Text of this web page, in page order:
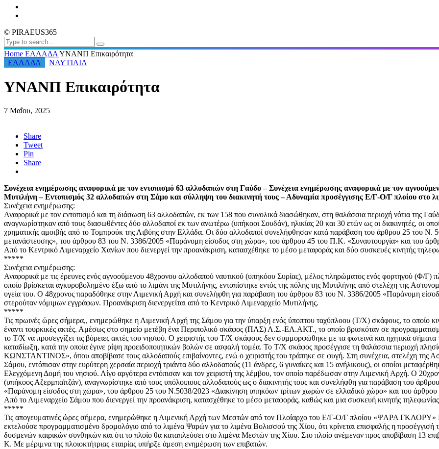
© PIRAEUS365
Home ΕΛΛΑΔΑ ΥΝΑΝΠ Επικαιρότητα
ΕΛΛΑΔΑ
ΝΑΥΤΙΛΙΑ
ΥΝΑΝΠ Επικαιρότητα
7 Μαΐου, 2025
Share
Tweet
Pin
Share
Συνέχεια ενημέρωσης αναφορικά με τον εντοπισμό 63 αλλοδαπών στη Γαύδο – Συνέχεια ενημέρωσης αναφορικά με τον
Μυτιλήνη – Εντοπισμός 32 αλλοδαπών στη Σάμο και σύλληψη του διακινητή τους – Αδυναμία προσέγγισης Ε/Γ-Ο/Γ πλοίου στο
Συνέχεια ενημέρωσης:
Αναφορικά με τον εντοπισμό και τη διάσωση 63 αλλοδαπών, εκ των 158 που συνολικά διασώθηκαν, στη θαλάσσια περιοχή νότια της
αναγνωρίστηκαν από τους διασωθέντες δύο αλλοδαποί εκ των ανωτέρω (υπήκοοι Σουδάν), ηλικίας 20 και 30 ετών ως οι διακινητές, οι
χρηματικής αμοιβής από το Τομπρούκ της Λιβύης στην Ελλάδα. Οι δύο αλλοδαποί συνελήφθησαν κατά παράβαση του άρθρου 25 του Ν.
μετανάστευσης», του άρθρου 83 του Ν. 3386/2005 «Παράνομη είσοδος στη χώρα», του άρθρου 45 του Π.Κ. «Συναυτουργία» και του
Από το Κεντρικό Λιμεναρχείο Χανίων που διενεργεί την προανάκριση, κατασχέθηκε το μέσο μεταφοράς και δύο συσκευές κινητής
*****
Συνέχεια ενημέρωσης:
Αναφορικά με τις έρευνες ενός αγνοούμενου 48χρονου αλλοδαπού ναυτικού (υπηκόου Συρίας), μέλος πληρώματος ενός φορτηγού (Φ/Γ)
οποίο βρίσκεται αγκυροβολημένο έξω από το λιμάνι της Μυτιλήνης, εντοπίστηκε εντός της πόλης της Μυτιλήνης από στελέχη της
υγεία του. Ο 48χρονος παραδόθηκε στην Λιμενική Αρχή και συνελήφθη για παράβαση του άρθρου 83 του Ν. 3386/2005 «Παράνομη
στερούταν νόμιμων εγγράφων. Προανάκριση διενεργείται από το Κεντρικό Λιμεναρχείο Μυτιλήνης.
*****
Τις πρωινές ώρες σήμερα,, ενημερώθηκε η Λιμενική Αρχή της Σάμου για την ύπαρξη ενός ύποπτου ταχύπλοου (Τ/Χ) σκάφους, το οποίο
έναντι τουρκικές ακτές. Αμέσως στο σημείο μετέβη ένα Περιπολικό σκάφος (ΠΛΣ) Λ.Σ.-ΕΛ.ΑΚΤ., το οποίο βρισκόταν σε
το Τ/Χ να προσεγγίζει τις βόρειες ακτές του νησιού. Ο χειριστής του Τ/Χ σκάφους δεν συμμορφώθηκε με τα φωτεινά και ηχητικά
καταδίωξη, κατά την οποία έγινε ρίψη προειδοποιητικών βολών σε ασφαλή τομέα. Το Τ/Χ σκάφος προσέγγισε τη θαλάσσια περιοχή
ΚΩΝΣΤΑΝΤΙΝΟΣ», όπου αποβίβασε τους αλλοδαπούς επιβαίνοντες, ενώ ο χειριστής του τράπηκε σε φυγή. Στη συνέχεια, στελέχη της
Σάμου, εντόπισαν στην ευρύτερη χερσαία περιοχή τριάντα δύο αλλοδαπούς (11 άνδρες, 6 γυναίκες και 15 ανήλικους), οι οποίοι
Ελεγχόμενη Δομή του νησιού. Λίγο αργότερα εντόπισαν και τον χειριστή της λέμβου, τον οποίο παρέδωσαν στην Λιμενική Αρχή. Ο
(υπήκοος Αζερμπαϊτζάν), αναγνωρίστηκε από τους υπόλοιπους αλλοδαπούς ως ο διακινητής τους και συνελήφθη για παράβαση του
«Παράνομη είσοδος στη χώρα», του άρθρου 25 του Ν.5038/2023 «Διακίνηση υπηκόων τρίτων χωρών σε ελλαδικό χώρο» και του
Από το Λιμεναρχείο Σάμου που διενεργεί την προανάκριση, κατασχέθηκε το μέσο μεταφοράς, καθώς και μια συσκευή κινητής
*****
Τις απογευματινές ώρες σήμερα, ενημερώθηκε η Λιμενική Αρχή των Μεστών από τον Πλοίαρχο του Ε/Γ-Ο/Γ πλοίου «ΨΑΡΑ ΓΚΛΟΡΥ»
εκτελούσε προγραμματισμένο δρομολόγιο από το λιμένα Ψαρών για το λιμένα Βολισσού της Χίου, ότι κρίνεται επισφαλής η προσέγγισή
δυσμενών καιρικών συνθηκών και ότι το πλοίο θα καταπλεύσει στο λιμένα Μεστών της Χίου. Στο πλοίο ανέμεναν προς αποβίβαση 13
Κ. Με μέριμνα της πλοιοκτήτριας εταιρίας υπήρξε άμεση ενημέρωση των επιβατών.